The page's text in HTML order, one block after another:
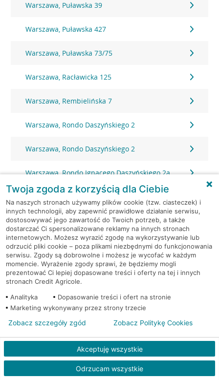
Warszawa, Puławska 39
Warszawa, Puławska 427
Warszawa, Puławska 73/75
Warszawa, Racławicka 125
Warszawa, Rembielińska 7
Warszawa, Rondo Daszyńskiego 2
Warszawa, Rondo Daszyńskiego 2
Warszawa, Rondo Ignacego Daszyńskiego 2a
Warszawa, Rondo Ignacego Daszyńskiego 2a
Warszawa, Rondo Ignacego Daszyńskiego 2a
Warszawa, Rzeczypospolitej 14
Warszawa, Sierpińskiego 1
Warszawa, Skarbka z Gór 116
Warszawa, Sokołowska 11
Warszawa, Solec 32/34
Twoja zgoda z korzyścią dla Ciebie
Na naszych stronach używamy plików cookie (tzw. ciasteczek) i
innych technologii, aby zapewnić prawidłowe działanie serwisu,
dostosowywać jego zawartość do Twoich potrzeb, a także
dostarczać Ci spersonalizowane reklamy na innych stronach
internetowych. Możesz wyrazić zgodę na wykorzystywanie lub
odrzucić pliki cookie – poza plikami niezbędnymi do funkcjonowania
serwisu. Zgody są dobrowolne i możesz je wycofać w każdym
momencie. Wyrażenie zgody sprawi, że będziemy mogli
prezentować Ci lepiej dopasowane treści i oferty na tej i innych
stronach Credit Agricole.
Analityka
Dopasowanie treści i ofert na stronie
Marketing wykonywany przez strony trzecie
Akceptuję wszystkie
Odrzucam wszystkie
Zobacz szczegóły zgód Zobacz Politykę Cookies